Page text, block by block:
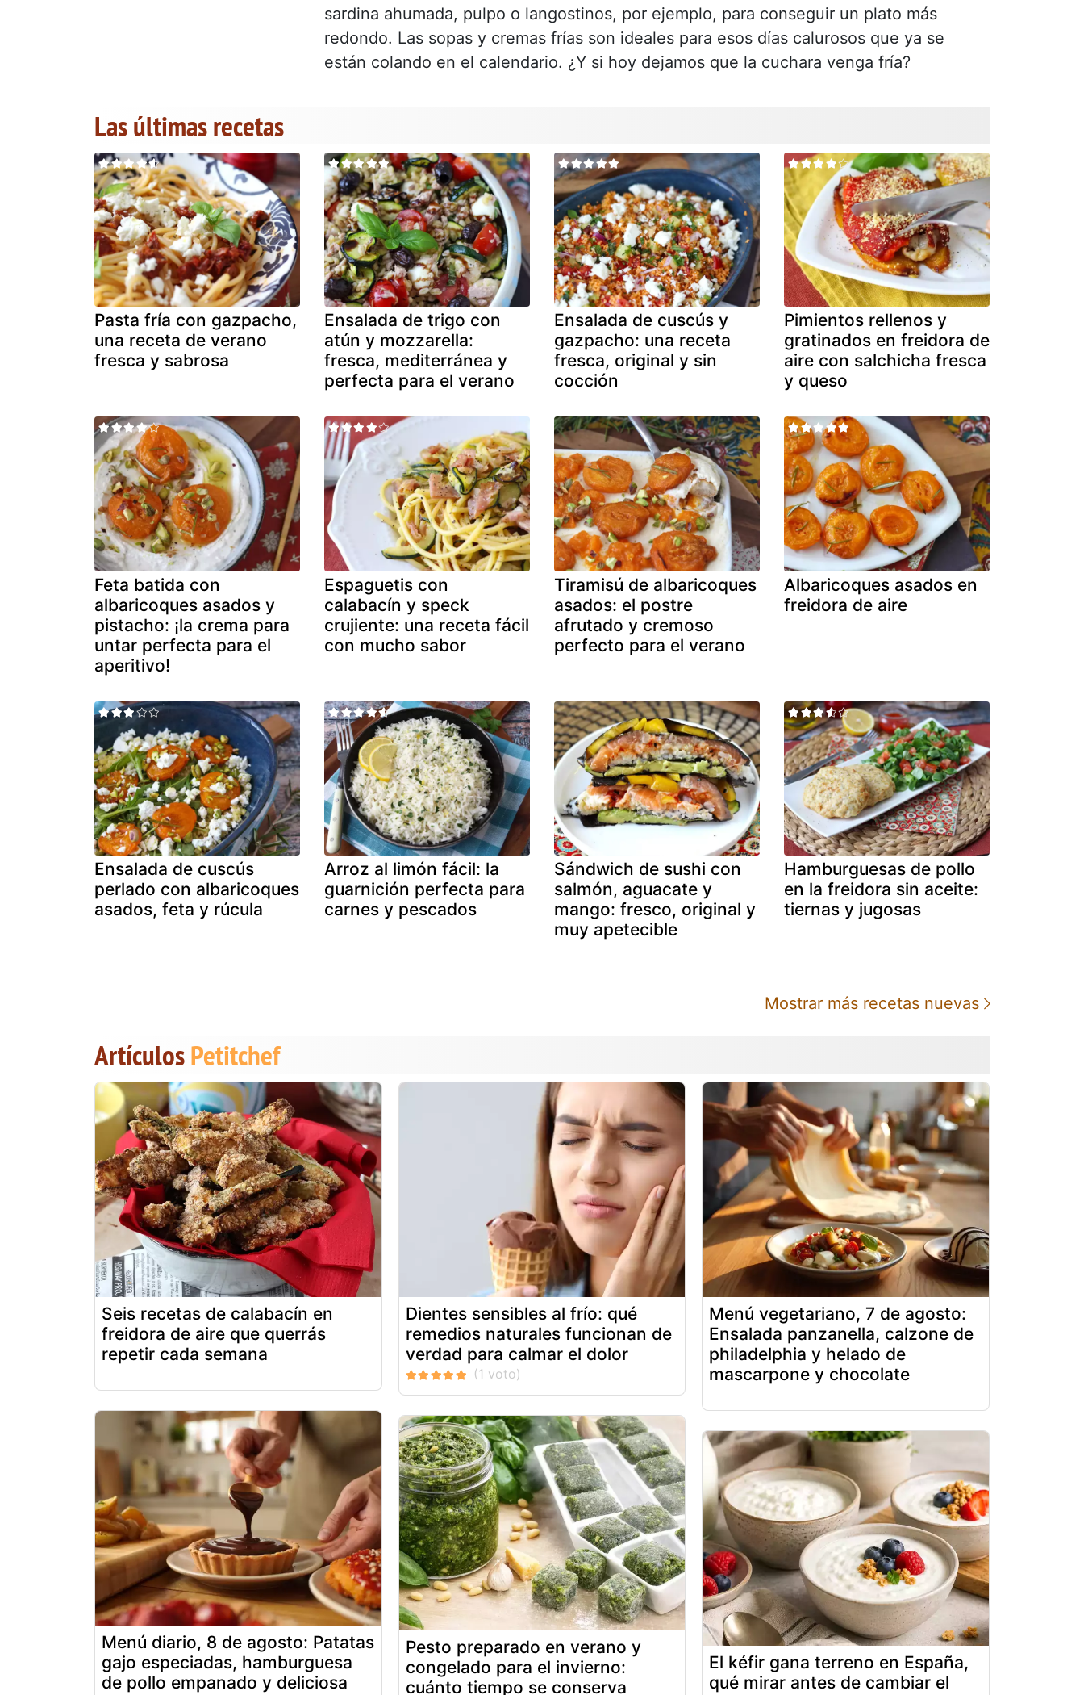
sardina ahumada, pulpo o langostinos, por ejemplo, para conseguir un plato más
redondo. Las sopas y cremas frías son ideales para esos días calurosos que ya se
están colando en el calendario. ¿Y si hoy dejamos que la cuchara venga fría?
Las últimas recetas
Pasta fría con gazpacho,
una receta de verano
fresca y sabrosa
Ensalada de trigo con
atún y mozzarella:
fresca, mediterránea y
perfecta para el verano
Ensalada de cuscús y
gazpacho: una receta
fresca, original y sin
cocción
Pimientos rellenos y
gratinados en freidora de
aire con salchicha fresca
y queso
Feta batida con
albaricoques asados y
pistacho: ¡la crema para
untar perfecta para el
aperitivo!
Espaguetis con
calabacín y speck
crujiente: una receta fácil
con mucho sabor
Tiramisú de albaricoques
asados: el postre
afrutado y cremoso
perfecto para el verano
Albaricoques asados en
freidora de aire
Ensalada de cuscús
perlado con albaricoques
asados, feta y rúcula
Arroz al limón fácil: la
guarnición perfecta para
carnes y pescados
Sándwich de sushi con
salmón, aguacate y
mango: fresco, original y
muy apetecible
Hamburguesas de pollo
en la freidora sin aceite:
tiernas y jugosas
Mostrar más recetas nuevas
ArtículosPetitchef
Seis recetas de calabacín en
freidora de aire que querrás
repetir cada semana
Menú diario, 8 de agosto: Patatas
gajo especiadas, hamburguesa
de pollo empanado y deliciosa
Dientes sensibles al frío: qué
remedios naturales funcionan de
verdad para calmar el dolor
Pesto preparado en verano y
congelado para el invierno:
cuánto tiempo se conserva
Menú vegetariano, 7 de agosto:
Ensalada panzanella, calzone de
philadelphia y helado de
mascarpone y chocolate
El kéfir gana terreno en España,
qué mirar antes de cambiar el